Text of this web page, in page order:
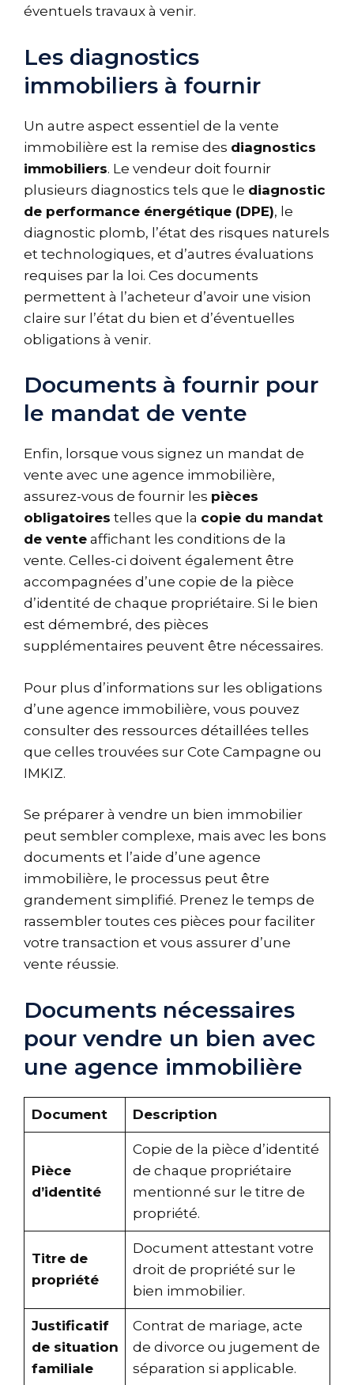
éventuels travaux à venir.
Les diagnostics
immobiliers à fournir
Un autre aspect essentiel de la vente
immobilière est la remise des diagnostics
immobiliers. Le vendeur doit fournir
plusieurs diagnostics tels que le diagnostic
de performance énergétique (DPE), le
diagnostic plomb, l’état des risques naturels
et technologiques, et d’autres évaluations
requises par la loi. Ces documents
permettent à l’acheteur d’avoir une vision
claire sur l’état du bien et d’éventuelles
obligations à venir.
Documents à fournir pour
le mandat de vente
Enfin, lorsque vous signez un mandat de
vente avec une agence immobilière,
assurez-vous de fournir les pièces
obligatoires telles que la copie du mandat
de vente affichant les conditions de la
vente. Celles-ci doivent également être
accompagnées d’une copie de la pièce
d’identité de chaque propriétaire. Si le bien
est démembré, des pièces
supplémentaires peuvent être nécessaires.
Pour plus d’informations sur les obligations
d’une agence immobilière, vous pouvez
consulter des ressources détaillées telles
que celles trouvées sur Cote Campagne ou
IMKIZ.
Se préparer à vendre un bien immobilier
peut sembler complexe, mais avec les bons
documents et l’aide d’une agence
immobilière, le processus peut être
grandement simplifié. Prenez le temps de
rassembler toutes ces pièces pour faciliter
votre transaction et vous assurer d’une
vente réussie.
Documents nécessaires
pour vendre un bien avec
une agence immobilière
Document Description
Pièce
d’identité
Copie de la pièce d’identité
de chaque propriétaire
mentionné sur le titre de
propriété.
Titre de
propriété
Document attestant votre
droit de propriété sur le
bien immobilier.
Justificatif
de situation
familiale
Contrat de mariage, acte
de divorce ou jugement de
séparation si applicable.